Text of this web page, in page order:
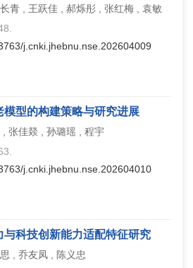
青 , 王跃佳 , 郝烁彤 , 张红梅 , 袁敏
j.cnki.jhebnu.nse.202604009
模型的构建策略与研究进展
张佳燚 , 孙璐瑶 , 程宇
j.cnki.jhebnu.nse.202604010
与科技创新能力适配特征研究
, 乔友凤 , 陈义忠